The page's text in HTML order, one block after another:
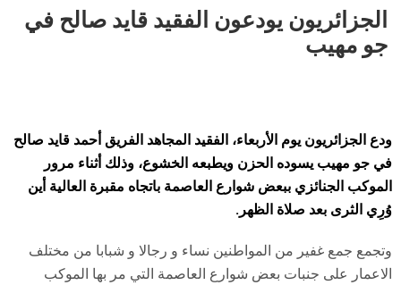
الجزائريون يودعون الفقيد قايد صالح في
جو مهيب
ودع الجزائريون يوم الأربعاء، الفقيد المجاهد الفريق أحمد قايد صالح
في جو مهيب يسوده الحزن ويطبعه الخشوع، وذلك أثناء مرور
الموكب الجنائزي ببعض شوارع العاصمة باتجاه مقبرة العالية أين
وُرِي الثرى بعد صلاة الظهر.
وتجمع جمع غفير من المواطنين نساء و رجالا و شبابا من مختلف
الاعمار على جنبات بعض شوارع العاصمة التي مر بها الموكب